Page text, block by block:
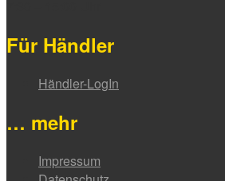
Für Händler
Händler-LogIn
… mehr
Impressum